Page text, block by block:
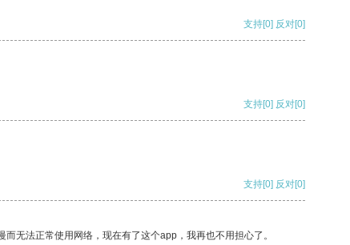
支持[0] 反对[0]
支持[0] 反对[0]
支持[0] 反对[0]
无法正常使用网络，现在有了这个app，我再也不用担心了。